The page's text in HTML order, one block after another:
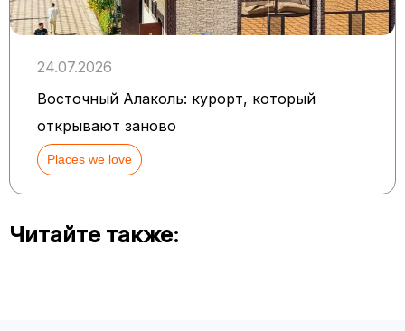
24.07.2026
Восточный Алаколь: курорт, который
открывают заново
Places we love
Читайте также: